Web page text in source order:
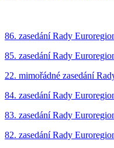
‍86. zasedání Rady
85. zasedání Rady
22. mimořádné zasedání
84. zasedání Rady
83. zasedání Rady
‍82. zasedání Rady